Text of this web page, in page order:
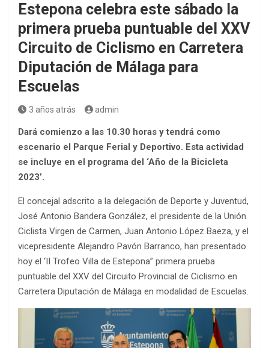
Estepona celebra este sábado la
primera prueba puntuable del XXV
Circuito de Ciclismo en Carretera
Diputación de Málaga para
Escuelas
3 años atrás admin
Dará comienzo a las 10.30 horas y tendrá como
escenario el Parque Ferial y Deportivo. Esta actividad
se incluye en el programa del ‘Año de la Bicicleta
2023’.
El concejal adscrito a la delegación de Deporte y Juventud,
José Antonio Bandera González, el presidente de la Unión
Ciclista Virgen de Carmen, Juan Antonio López Baeza, y el
vicepresidente Alejandro Pavón Barranco, han presentado
hoy el ‘II Trofeo Villa de Estepona” primera prueba
puntuable del XXV del Circuito Provincial de Ciclismo en
Carretera Diputación de Málaga en modalidad de Escuelas.